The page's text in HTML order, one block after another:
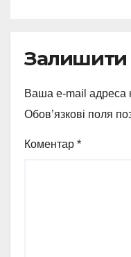
Залишити
Ваша e-mail адреса
Обов’язкові поля
Коментар *